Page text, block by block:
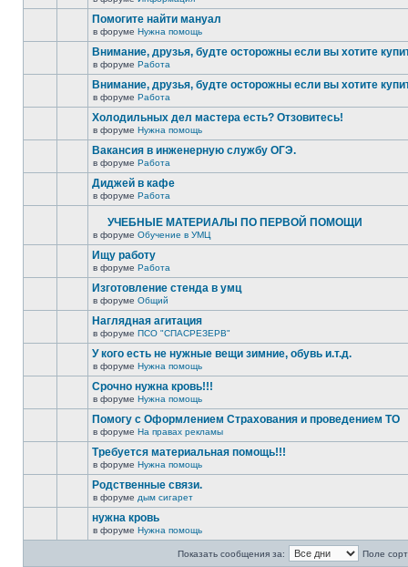
Помогите найти мануал
в форуме Нужна помощь
Внимание, друзья, будте осторожны если вы хотите
в форуме Работа
Внимание, друзья, будте осторожны если вы хотите
в форуме Работа
Холодильных дел мастера есть? Отзовитесь!
в форуме Нужна помощь
Вакансия в инженерную службу ОГЭ.
в форуме Работа
Диджей в кафе
в форуме Работа
УЧЕБНЫЕ МАТЕРИАЛЫ ПО ПЕРВОЙ ПОМОЩИ
в форуме Обучение в УМЦ
Ищу работу
в форуме Работа
Изготовление стенда в умц
в форуме Общий
Наглядная агитация
в форуме ПСО "СПАСРЕЗЕРВ"
У кого есть не нужные вещи зимние, обувь и.т.д.
в форуме Нужна помощь
Срочно нужна кровь!!!
в форуме Нужна помощь
Помогу с Оформлением Страхования и проведением ТО
в форуме На правах рекламы
Требуется материальная помощь!!!
в форуме Нужна помощь
Родственные связи.
в форуме дым сигарет
нужна кровь
в форуме Нужна помощь
Показать сообщения за:
Поле